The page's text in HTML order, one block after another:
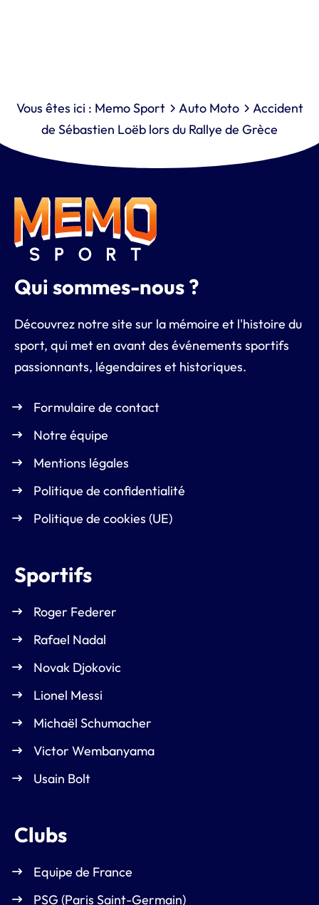
Vous êtes ici : Memo Sport Auto Moto
Accident
de Sébastien Loëb lors du Rallye de Grèce
Qui sommes-nous ?
Découvrez notre site sur la mémoire et l'histoire du
sport, qui met en avant des événements sportifs
passionnants, légendaires et historiques.
Formulaire de contact
Notre équipe
Mentions légales
Politique de confidentialité
Politique de cookies (UE)
Sportifs
Roger Federer
Rafael Nadal
Novak Djokovic
Lionel Messi
Michaël Schumacher
Victor Wembanyama
Usain Bolt
Clubs
Equipe de France
PSG (Paris Saint-Germain)